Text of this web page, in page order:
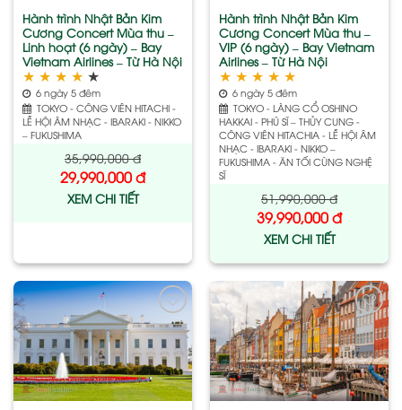
Hành trình Nhật Bản Kim
Cương Concert Mùa thu –
Linh hoạt (6 ngày) – Bay
Vietnam Airlines – Từ Hà Nội
★ ★ ★ ★ ★
6 ngày 5 đêm
TOKYO - CÔNG VIÊN HITACHI -
LỄ HỘI ÂM NHẠC - IBARAKI - NIKKO
– FUKUSHIMA
35,990,000đ
29,990,000đ
XEM CHI TIẾT
Hành trình Nhật Bản Kim
Cương Concert Mùa thu –
VIP (6 ngày) – Bay Vietnam
Airlines – Từ Hà Nội
★ ★ ★ ★ ★
6 ngày 5 đêm
TOKYO - LÀNG CỔ OSHINO
HAKKAI - PHÚ SĨ – THỦY CUNG -
CÔNG VIÊN HITACHIA - LỄ HỘI ÂM
NHẠC - IBARAKI - NIKKO –
FUKUSHIMA - ĂN TỐI CÙNG NGHỆ
SĨ
51,990,000đ
39,990,000đ
XEM CHI TIẾT
Add
to
wishlist
Add
to
wishlist